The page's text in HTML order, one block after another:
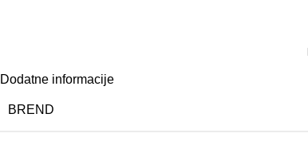
Dodatne informacije
BREND